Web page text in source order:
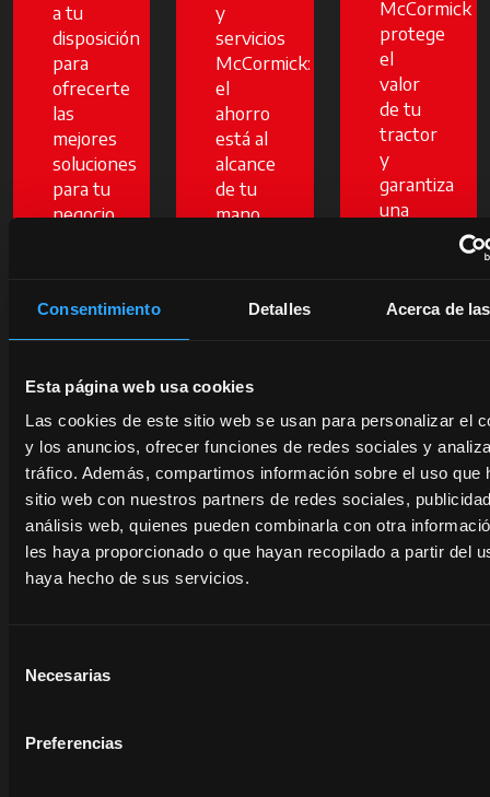
Consentimiento Detalles Acerca de
Esta página web usa cookies
Las cookies de este sitio web se usan para personalizar el
y los anuncios, ofrecer funciones de redes sociales y
tráfico. Además, compartimos información sobre el uso que
sitio web con nuestros partners de redes sociales,
análisis web, quienes pueden combinarla con otra
les haya proporcionado o que hayan recopilado a partir del
haya hecho de sus servicios.
Necesarias
Preferencias
a tu
disposición
para
ofrecerte
las
mejores
soluciones
para tu
negocio.
más
y
servicios
McCormick:
el
ahorro
está al
alcance
de tu
mano.
poco
más
McCormick
protege
el
valor
de tu
tractor
y
garantiza
una
rendimiento.